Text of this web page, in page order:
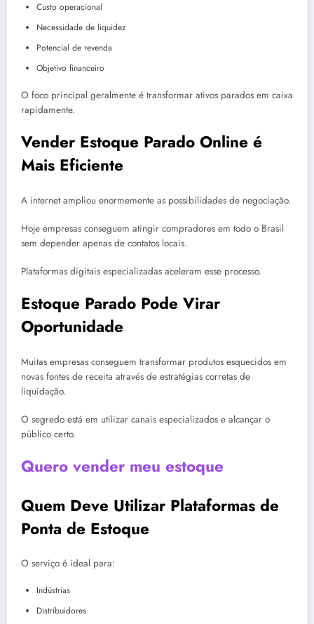
Custo operacional
Necessidade de liquidez
Potencial de revenda
Objetivo financeiro
O foco principal geralmente é transformar ativos parados em caixa
rapidamente.
Vender Estoque Parado Online é
Mais Eficiente
A internet ampliou enormemente as possibilidades de negociação.
Hoje empresas conseguem atingir compradores em todo o Brasil
sem depender apenas de contatos locais.
Plataformas digitais especializadas aceleram esse processo.
Estoque Parado Pode Virar
Oportunidade
Muitas empresas conseguem transformar produtos esquecidos em
novas fontes de receita através de estratégias corretas de
liquidação.
O segredo está em utilizar canais especializados e alcançar o
público certo.
Quero vender meu estoque
Quem Deve Utilizar Plataformas de
Ponta de Estoque
O serviço é ideal para:
Indústrias
Distribuidores